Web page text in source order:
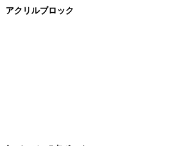
クリルブロック